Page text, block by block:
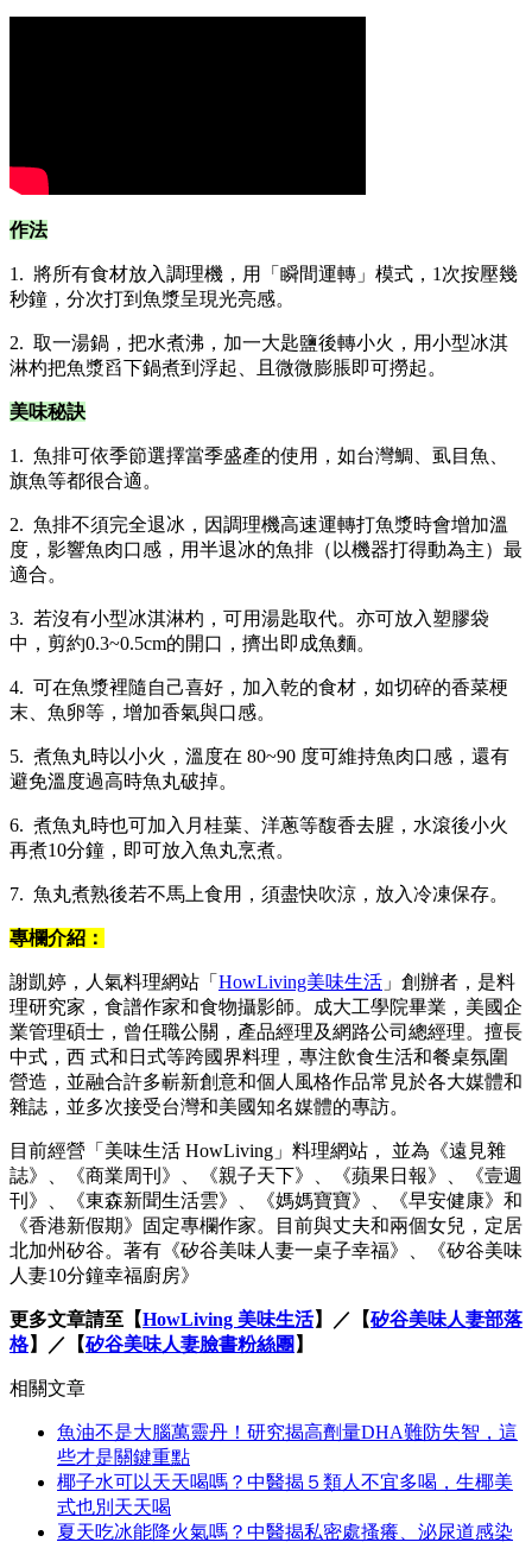
作法
1. 將所有食材放入調理機，用「瞬間運轉」模式，1次按壓幾
秒鐘，分次打到魚漿呈現光亮感。
2. 取一湯鍋，把水煮沸，加一大匙鹽後轉小火，用小型冰淇
淋杓把魚漿舀下鍋煮到浮起、且微微膨脹即可撈起。
美味秘訣
1. 魚排可依季節選擇當季盛產的使用，如台灣鯛、虱目魚、
旗魚等都很合適。
2. 魚排不須完全退冰，因調理機高速運轉打魚漿時會增加溫
度，影響魚肉口感，用半退冰的魚排（以機器打得動為主）最
適合。
3. 若沒有小型冰淇淋杓，可用湯匙取代。亦可放入塑膠袋
中，剪約0.3~0.5cm的開口，擠出即成魚麵。
4. 可在魚漿裡隨自己喜好，加入乾的食材，如切碎的香菜梗
末、魚卵等，增加香氣與口感。
5. 煮魚丸時以小火，溫度在 80~90 度可維持魚肉口感，還有
避免溫度過高時魚丸破掉。
6. 煮魚丸時也可加入月桂葉、洋蔥等馥香去腥，水滾後小火
再煮10分鐘，即可放入魚丸烹煮。
7. 魚丸煮熟後若不馬上食用，須盡快吹涼，放入冷凍保存。
專欄介紹：
謝凱婷，人氣料理網站「 HowLiving美味生活 」創辦者，是料
理研究家，食譜作家和食物攝影師。成大工學院畢業，美國企
業管理碩士，曾任職公關，產品經理及網路公司總經理。擅長
中式，西 式和日式等跨國界料理，專注飲食生活和餐桌氛圍
營造，並融合許多嶄新創意和個人風格作品常見於各大媒體和
雜誌，並多次接受台灣和美國知名媒體的專訪。
目前經營「美味生活 HowLiving」料理網站， 並為《遠見雜
誌》、《商業周刊》、《親子天下》、《蘋果日報》、《壹週
刊》、《東森新聞生活雲》、《媽媽寶寶》、《早安健康》和
《香港新假期》固定專欄作家。目前與丈夫和兩個女兒，定居
北加州矽谷。著有《矽谷美味人妻一桌子幸福》、《矽谷美味
人妻10分鐘幸福廚房》
更多文章請至【HowLiving 美味生活】／【矽谷美味人妻部落
格】／【矽谷美味人妻臉書粉絲團 】
相關文章
魚油不是大腦萬靈丹！研究揭高劑量DHA難防失智，這
些才是關鍵重點
椰子水可以天天喝嗎？中醫揭５類人不宜多喝，生椰美
式也別天天喝
夏天吃冰能降火氣嗎？中醫揭私密處搔癢、泌尿道感染